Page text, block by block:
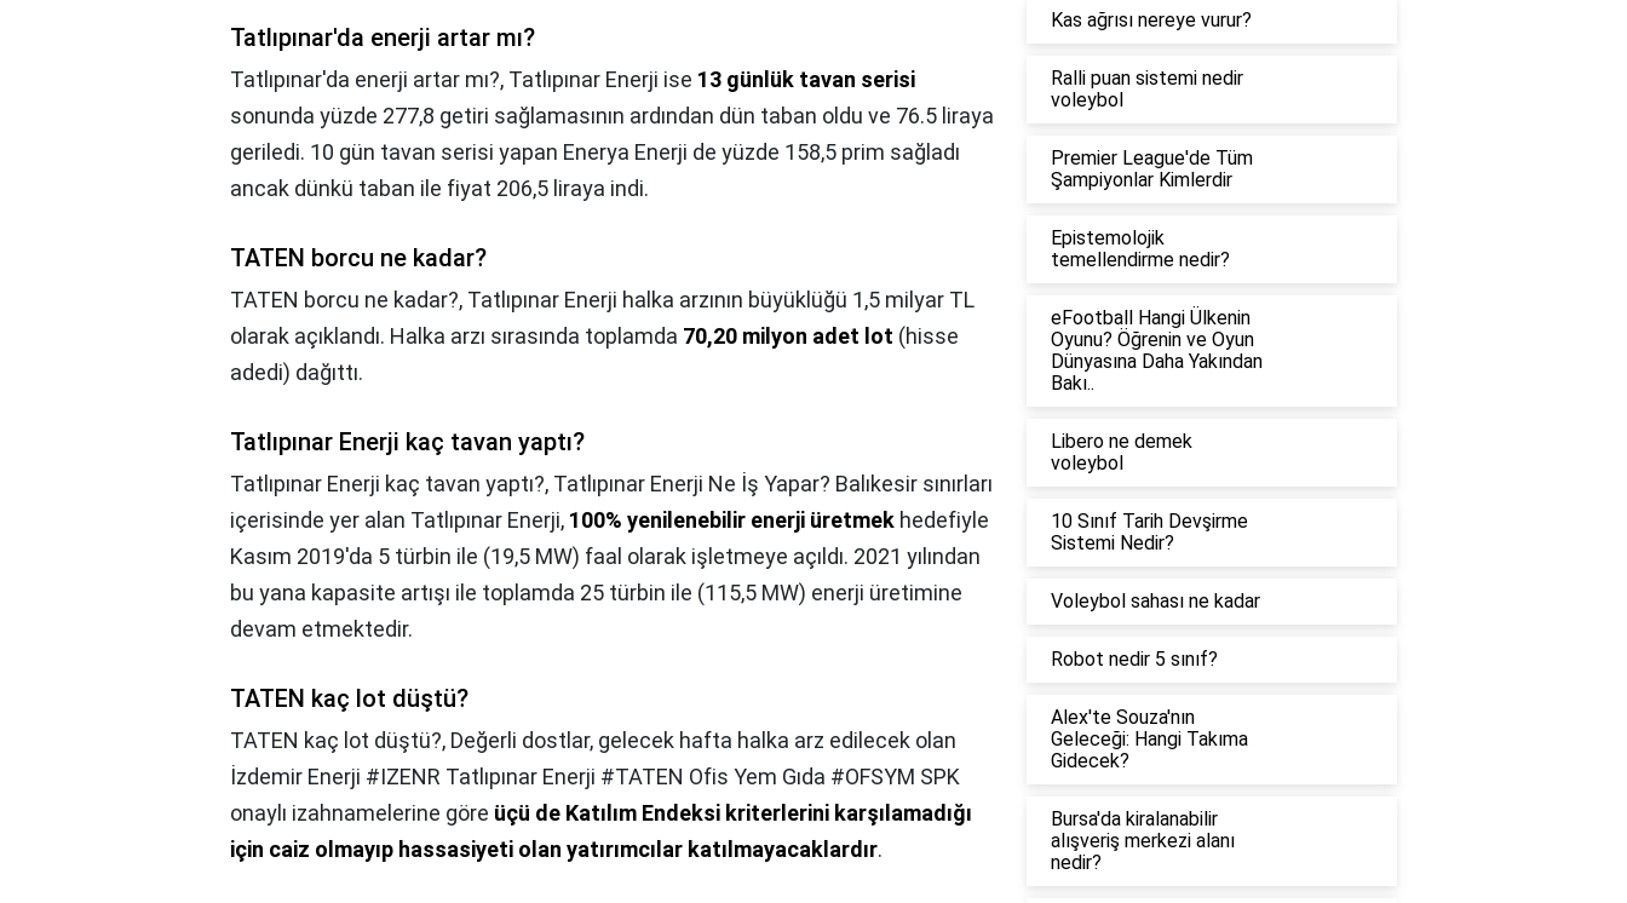
Tatlıpınar'da enerji artar mı?
Tatlıpınar'da enerji artar mı?, Tatlıpınar Enerji ise 13 günlük tavan serisi
sonunda yüzde 277,8 getiri sağlamasının ardından dün taban oldu ve 76.5 liraya
geriledi. 10 gün tavan serisi yapan Enerya Enerji de yüzde 158,5 prim sağladı
ancak dünkü taban ile fiyat 206,5 liraya indi.
TATEN borcu ne kadar?
TATEN borcu ne kadar?, Tatlıpınar Enerji halka arzının büyüklüğü 1,5 milyar TL
olarak açıklandı. Halka arzı sırasında toplamda 70,20 milyon adet lot (hisse
adedi) dağıttı.
Tatlıpınar Enerji kaç tavan yaptı?
Tatlıpınar Enerji kaç tavan yaptı?, Tatlıpınar Enerji Ne İş Yapar? Balıkesir sınırları
içerisinde yer alan Tatlıpınar Enerji, 100% yenilenebilir enerji üretmek hedefiyle
Kasım 2019'da 5 türbin ile (19,5 MW) faal olarak işletmeye açıldı. 2021 yılından
bu yana kapasite artışı ile toplamda 25 türbin ile (115,5 MW) enerji üretimine
devam etmektedir.
TATEN kaç lot düştü?
TATEN kaç lot düştü?, Değerli dostlar, gelecek hafta halka arz edilecek olan
İzdemir Enerji #IZENR Tatlıpınar Enerji #TATEN Ofis Yem Gıda #OFSYM SPK
onaylı izahnamelerine göre üçü de Katılım Endeksi kriterlerini karşılamadığı
için caiz olmayıp hassasiyeti olan yatırımcılar katılmayacaklardır.
Kas ağrısı nereye vurur?
Ralli puan sistemi nedir
voleybol
Premier League'de Tüm
Şampiyonlar Kimlerdir
Epistemolojik
temellendirme nedir?
eFootball Hangi Ülkenin
Oyunu? Öğrenin ve Oyun
Dünyasına Daha Yakından
Bakı..
Libero ne demek
voleybol
10 Sınıf Tarih Devşirme
Sistemi Nedir?
Voleybol sahası ne kadar
Robot nedir 5 sınıf?
Alex'te Souza'nın
Geleceği: Hangi Takıma
Gidecek?
Bursa'da kiralanabilir
alışveriş merkezi alanı
nedir?